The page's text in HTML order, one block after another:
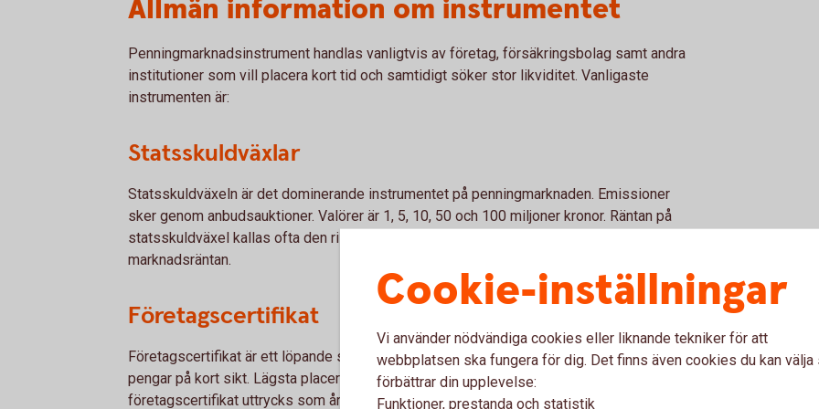
Allmän information om instrumentet
Penningmarknadsinstrument handlas vanligtvis av företag, försäkringsbolag samt andra
institutioner som vill placera kort tid och samtidigt söker stor likviditet. Vanligaste
instrumenten är:
Statsskuldväxlar
Statsskuldväxeln är det dominerande instrumentet på penningmarknaden. Emissioner
sker genom anbudsauktioner. Valörer är 1, 5, 10, 50 och 100 miljoner kronor. Räntan på
statsskuldväxel kallas ofta den riskfria räntan och används som riktmärke för den korta
marknadsräntan.
Företagscertifikat
Företagscertifikat är ett löpande skuldebrev och företagens instrument för att låna
pengar på kort sikt. Lägsta placeringsbelopp är 1 miljon och priset på ett
företagscertifikat uttrycks som årsränta.
Cookie-inställningar
Vi använder nödvändiga cookies eller liknande tekniker för att
webbplatsen ska fungera för dig. Det finns även cookies du kan välja
förbättrar din upplevelse:
Funktioner, prestanda och statistik